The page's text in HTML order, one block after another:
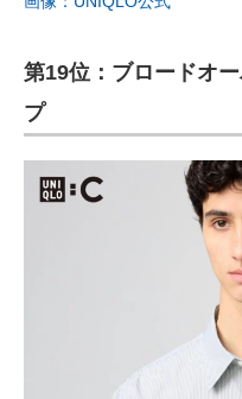
第19位：ブロードオ
プ